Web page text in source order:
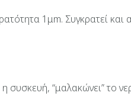
1μm. Συγκρατεί
συσκευή, “μαλακώνει” το